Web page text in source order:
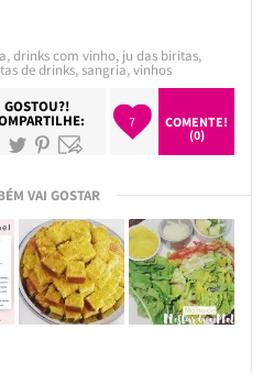
,drinks com vinho, ju das biritas,
de drinks,sangria,vinhos
GOSTOU?!
7
COMENTE!
(0)
VAI GOSTAR